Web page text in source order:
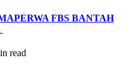
FBS BANTAH
read